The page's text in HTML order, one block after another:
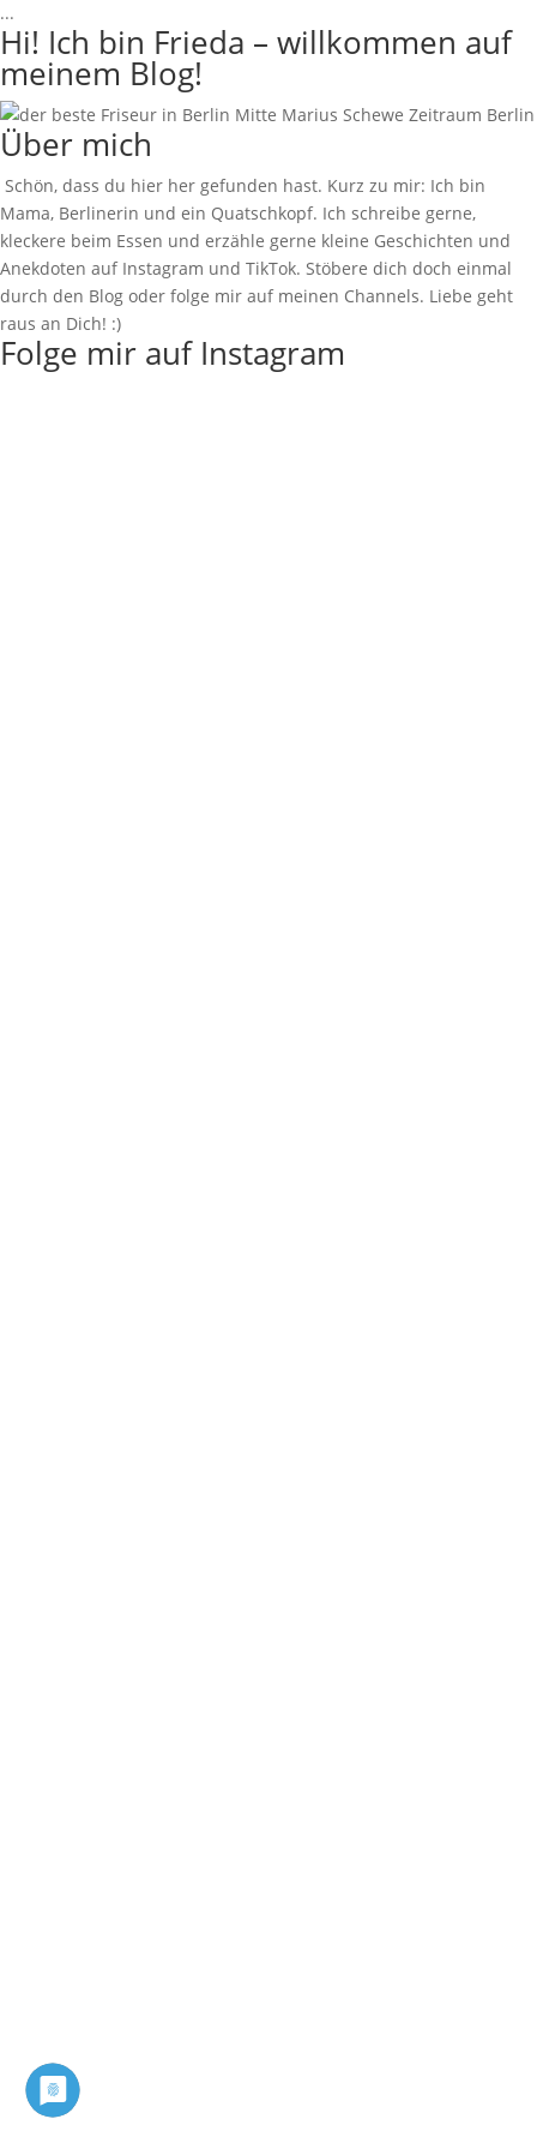
...
Hi! Ich bin Frieda – willkommen auf
meinem Blog!
Über mich
Schön, dass du hier her gefunden hast. Kurz zu mir: Ich bin
Mama, Berlinerin und ein Quatschkopf. Ich schreibe gerne,
kleckere beim Essen und erzähle gerne kleine Geschichten und
Anekdoten auf Instagram und TikTok. Stöbere dich doch einmal
durch den Blog oder folge mir auf meinen Channels. Liebe geht
raus an Dich! :)
Folge mir auf Instagram